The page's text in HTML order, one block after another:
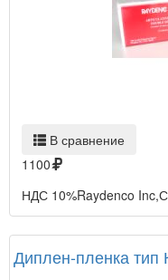
В сравнение
1100
НДС 10%Raydenco
Диплен-пленка тип